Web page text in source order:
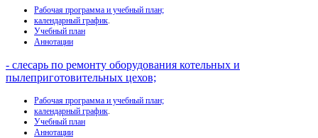
Рабочая программа и учебный план;
календарный график.
Учебный план
Аннотации
- слесарь по ремонту оборудования котельных и
пылеприготовительных цехов;
Рабочая программа и учебный план;
календарный график.
Учебный план
Аннотации